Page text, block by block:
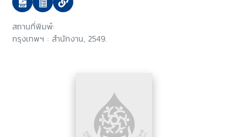
สถานที่พิมพ์:
กรุงเทพฯ : สำนักงาน, 2549.